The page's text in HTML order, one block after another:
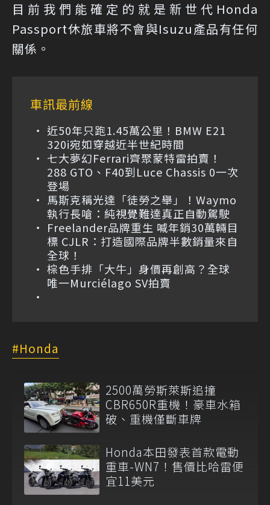
目前我們能確定的就是新世代Honda
Passport休旅車將不會與Isuzu產品有任何
關係。
車訊最前線
近50年只跑1.45萬公里！BMW E21
320i宛如穿越近半世紀時間
七大夢幻Ferrari齊聚蒙特雷拍賣！
288 GTO、F40到Luce Chassis 0一次
登場
馬斯克稱光達「徒勞之舉」！Waymo
執行長嗆：純視覺難達真正自動駕駛
Freelander品牌重生 喊年銷30萬輛目
標 CJLR：打造國際品牌半數銷量來自
全球！
棕色手排「大牛」身價再創高？全球
唯一Murciélago SV拍賣
Honda
2500萬勞斯萊斯追撞
CBR650R重機！豪車水箱
破、重機僅斷車牌
Honda本田發表首款電動
重車-WN7！售價比哈雷便
宜11美元